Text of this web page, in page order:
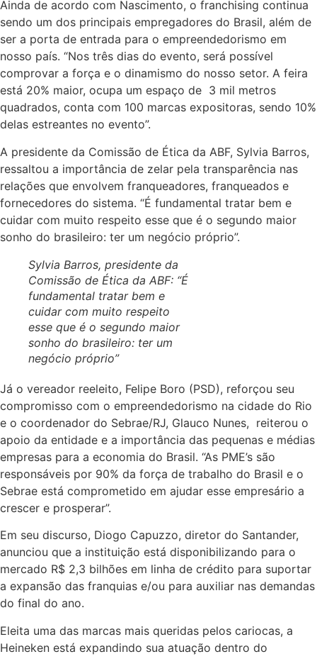
Ainda de acordo com Nascimento, o franchising continua
sendo um dos principais empregadores do Brasil, além de
ser a porta de entrada para o empreendedorismo em
nosso país. “Nos três dias do evento, será possível
comprovar a força e o dinamismo do nosso setor. A feira
está 20% maior, ocupa um espaço de 3 mil metros
quadrados, conta com 100 marcas expositoras, sendo 10%
delas estreantes no evento”.
A presidente da Comissão de Ética da ABF, Sylvia Barros,
ressaltou a importância de zelar pela transparência nas
relações que envolvem franqueadores, franqueados e
fornecedores do sistema. “É fundamental tratar bem e
cuidar com muito respeito esse que é o segundo maior
sonho do brasileiro: ter um negócio próprio”.
Sylvia Barros, presidente da
Comissão de Ética da ABF: “É
fundamental tratar bem e
cuidar com muito respeito
esse que é o segundo maior
sonho do brasileiro: ter um
negócio próprio”
Já o vereador reeleito, Felipe Boro (PSD), reforçou seu
compromisso com o empreendedorismo na cidade do Rio
e o coordenador do Sebrae/RJ, Glauco Nunes, reiterou o
apoio da entidade e a importância das pequenas e médias
empresas para a economia do Brasil. “As PME’s são
responsáveis por 90% da força de trabalho do Brasil e o
Sebrae está comprometido em ajudar esse empresário a
crescer e prosperar”.
Em seu discurso, Diogo Capuzzo, diretor do Santander,
anunciou que a instituição está disponibilizando para o
mercado R$ 2,3 bilhões em linha de crédito para suportar
a expansão das franquias e/ou para auxiliar nas demandas
do final do ano.
Eleita uma das marcas mais queridas pelos cariocas, a
Heineken está expandindo sua atuação dentro do